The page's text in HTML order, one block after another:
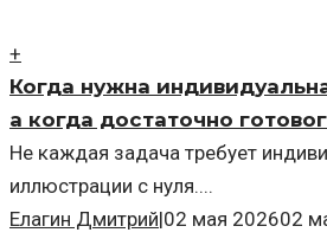
+
Когда нужна
а когда достаточно
Не каждая задача требует
иллюстрации с нуля....
Елагин Дмитрий|02 мая 202602